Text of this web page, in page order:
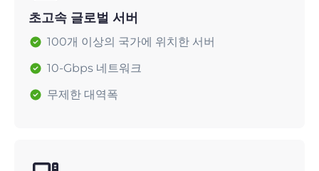
초고속 글로벌 서버
100개 이상의 국가에 위치한 서버
10-Gbps 네트워크
무제한 대역폭